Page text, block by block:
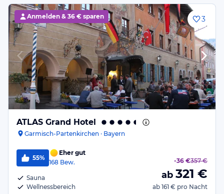
Anmelden & 36 € sparen 3
ATLAS Grand Hotel
Garmisch-Partenkirchen · Bayern
55%
Eher gut
168 Bew.
Sauna
Wellnessbereich
-36 €357 €
ab 321 €
ab 161 € pro Nacht